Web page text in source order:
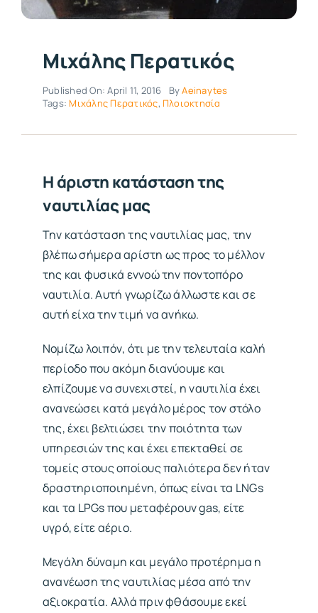
Μιχάλης Περατικός
Published On: April 11, 2016 ByAeinaytes
Tags:Μιχάλης Περατικός,Πλοιοκτησία
Η άριστη κατάσταση της
ναυτιλίας μας
Την κατάσταση της ναυτιλίας μας, την
βλέπω σήμερα αρίστη ως προς το μέλλον
της και φυσικά εννοώ την ποντοπόρο
ναυτιλία. Αυτή γνωρίζω άλλωστε και σε
αυτή είχα την τιμή να ανήκω.
Νομίζω λοιπόν, ότι με την τελευταία καλή
περίοδο που ακόμη διανύουμε και
ελπίζουμε να συνεχιστεί, η ναυτιλία έχει
ανανεώσει κατά μεγάλο μέρος τον στόλο
της, έχει βελτιώσει την ποιότητα των
υπηρεσιών της και έχει επεκταθεί σε
τομείς στους οποίους παλιότερα δεν ήταν
δραστηριοποιημένη, όπως είναι τα LNGs
και τα LPGs που μεταφέρουν gas, είτε
υγρό, είτε αέριο.
Μεγάλη δύναμη και μεγάλο προτέρημα η
ανανέωση της ναυτιλίας μέσα από την
αξιοκρατία. Αλλά πριν φθάσουμε εκεί